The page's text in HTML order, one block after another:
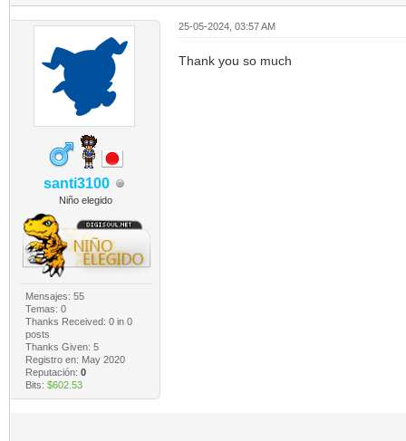
santi3100
Niño elegido
Mensajes: 55
Temas: 0
Thanks Received: 0in 0
posts
Thanks Given: 5
Registro en: May 2020
Reputación: 0
Bits: $602.53
25-05-2024, 03:57 AM
Thank you so much